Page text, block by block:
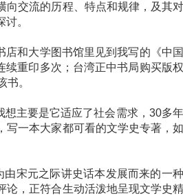
向交流的历程、特点和规律，及其对
。
和大学图书馆里见到我写的《中国
重印多次；台湾正中书局购买版权
。
主要是它适应了社会需求，30多年
写一本大家都可看的文学史专著，如
宋元之际讲史话本发展而来的一种
论，正符合生动活泼地呈现文学史精